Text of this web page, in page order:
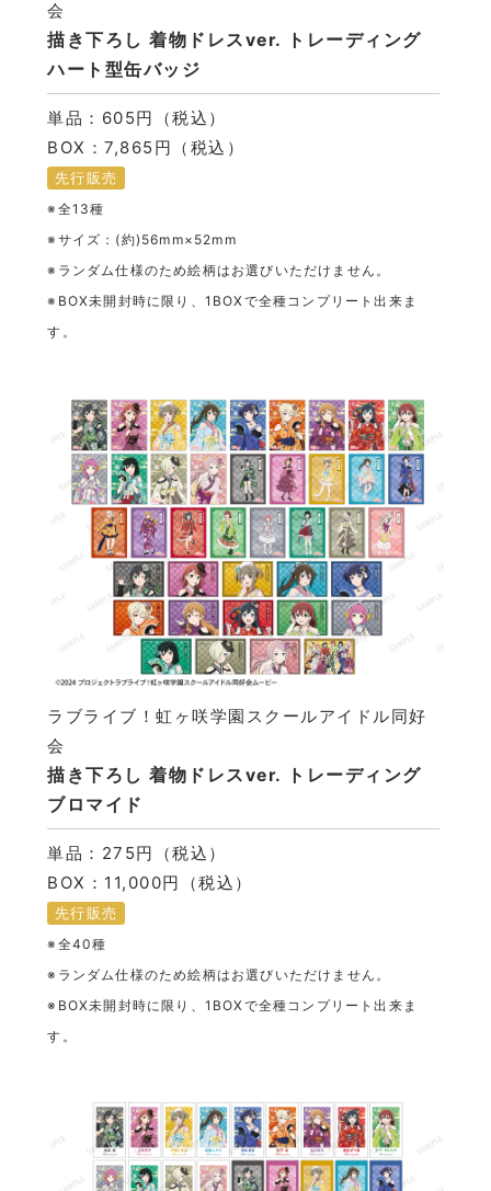
描き下ろし 着物ドレスver. トレーディング
ハート型缶バッジ
会
単品：605円（税込）
BOX：7,865円（税込）
先行販売
※全13種
※サイズ：(約)56mm×52mm
※ランダム仕様のため絵柄はお選びいただけません。
※BOX未開封時に限り、1BOXで全種コンプリート出来ま
す。
描き下ろし 着物ドレスver. トレーディング
ブロマイド
ラブライブ！虹ヶ咲学園スクールアイドル同好
会
単品：275円（税込）
BOX：11,000円（税込）
先行販売
※全40種
※ランダム仕様のため絵柄はお選びいただけません。
※BOX未開封時に限り、1BOXで全種コンプリート出来ま
す。